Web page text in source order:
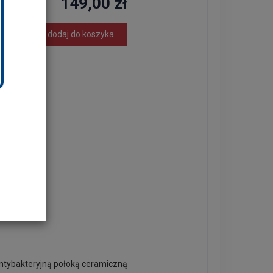
dodaj do koszyka
cm
połoką ceramiczną